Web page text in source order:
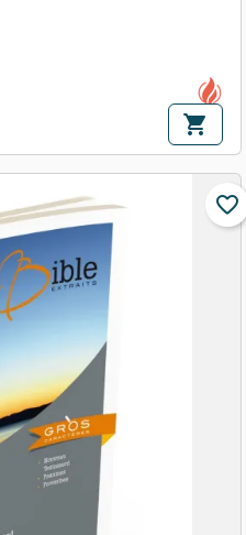
shopping_cart
favorite_border